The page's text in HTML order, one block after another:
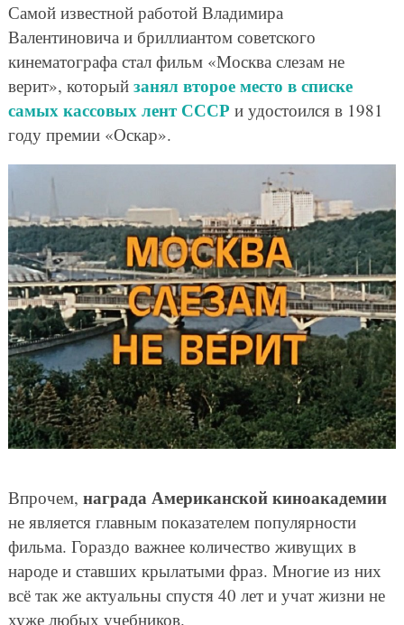
Самой известной работой Владимира
Валентиновича и бриллиантом советского
кинематографа стал фильм «Москва слезам не
верит», который занял второе место в списке
самых кассовых лент СССР и удостоился в 1981
году премии «Оскар».
Впрочем, награда Американской киноакадемии
не является главным показателем популярности
фильма. Гораздо важнее количество живущих в
народе и ставших крылатыми фраз. Многие из них
всё так же актуальны спустя 40 лет и учат жизни не
хуже любых учебников.